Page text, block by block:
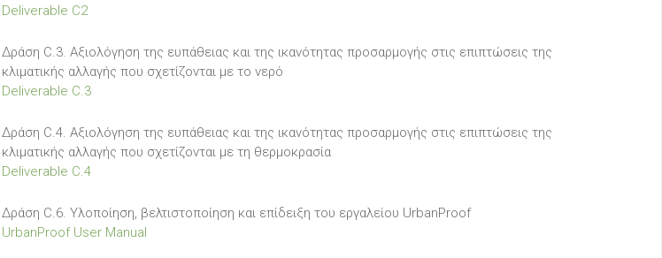
Deliverable C2
Δράση C.3. Αξιολόγηση της ευπάθειας και της ικανότητας προσαρμογής στις επιπτώσεις της
κλιματικής αλλαγής που σχετίζονται με το νερό
Deliverable C.3
Δράση C.4. Αξιολόγηση της ευπάθειας και της ικανότητας προσαρμογής στις επιπτώσεις της
κλιματικής αλλαγής που σχετίζονται με τη θερμοκρασία
Deliverable C.4
Δράση C.6. Υλοποίηση, βελτιστοποίηση και επίδειξη του εργαλείου UrbanProof
UrbanProof User Manual